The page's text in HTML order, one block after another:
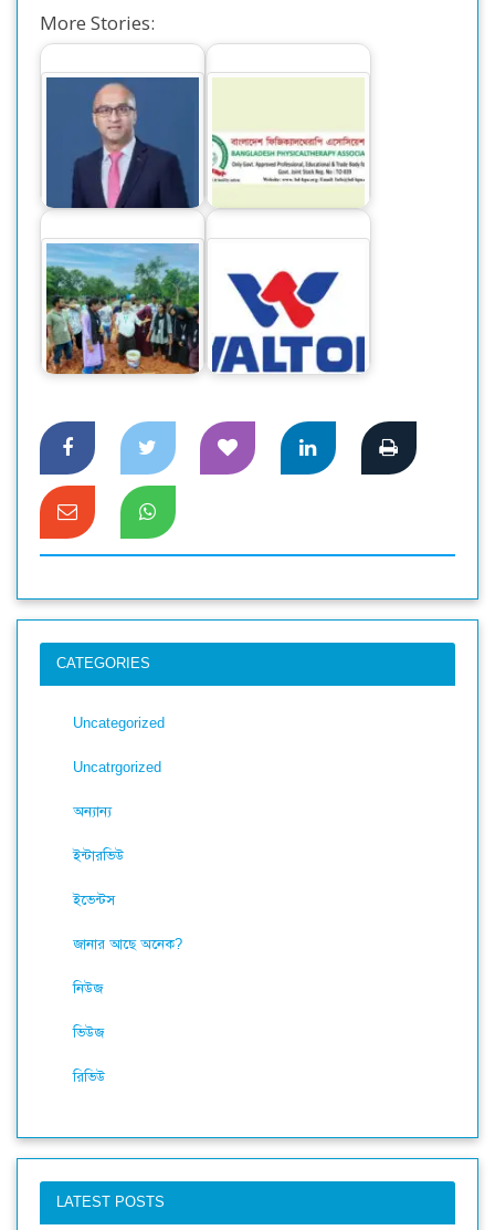
More Stories:
‘সিটি ব্যাংকের নিট
মুনাফা ১ হাজার ১৪
কোটি টাকা’
ফিজিওথেরাপি
চিকিৎসকদের হয়রানী না
বন্যায় ক্ষতিগ্রস্থ কৃষকদের
জন্য ধান থেকে চারা
তৈরি…
ওয়ালটনের আকর্ষণীয়
ডিভিডেন্ড ঘোষণা :
সুদৃঢ়…
CATEGORIES
Uncategorized
Uncatrgorized
অন্যান্য
ইন্টারভিউ
ইভেন্টস
জানার আছে অনেক?
নিউজ
ভিউজ
রিভিউ
LATEST POSTS